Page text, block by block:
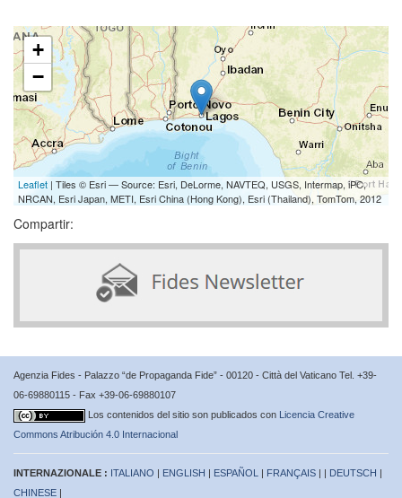
+
−
Leaflet | Tiles © Esri — Source: Esri, DeLorme, NAVTEQ, USGS, Intermap, iPC,
NRCAN, Esri Japan, METI, Esri China (Hong Kong), Esri (Thailand), TomTom, 2012
Compartir:
Agenzia Fides - Palazzo “de Propaganda Fide” - 00120 - Città del Vaticano Tel. +39-
06-69880115 - Fax +39-06-69880107
Los contenidos del sitio son publicados con Licencia Creative
Commons Atribución 4.0 Internacional
INTERNAZIONALE : ITALIANO | ENGLISH | ESPAÑOL | FRANÇAIS | | DEUTSCH |
CHINESE |